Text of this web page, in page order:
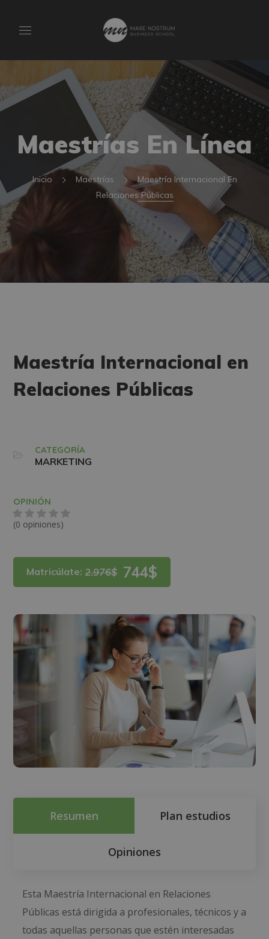
Maestrías En Línea
Inicio Maestrías
Maestría Internacional En
Relaciones Públicas
Maestría Internacional en
Relaciones Públicas
CATEGORÍA
MARKETING
OPINIÓN
(0 opiniones)
Matricúlate:2.976$ 744$
Resumen Plan estudios
Opiniones
Esta Maestría Internacional en Relaciones
Públicas está dirigida a profesionales, técnicos y a
todas aquellas personas que estén interesadas